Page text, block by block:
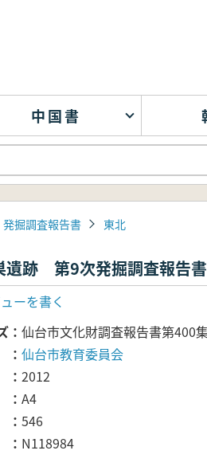
中国書
発掘調査報告書 東北
遺跡 第9次発掘調査報告書
ーを書く
仙台市文化財調査報告書第400
仙台市教育委員会
2012
A4
546
N118984